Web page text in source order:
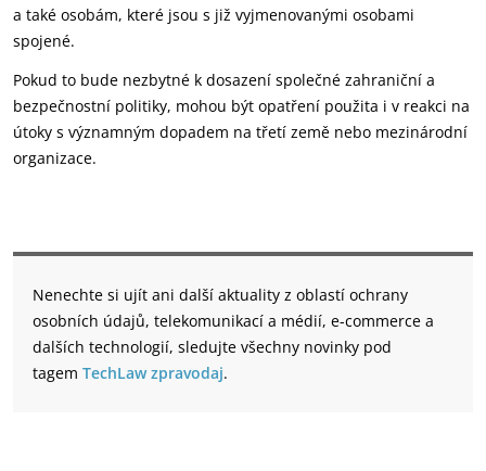
a také osobám, které jsou s již vyjmenovanými osobami
spojené.
Pokud to bude nezbytné k dosazení společné zahraniční a
bezpečnostní politiky, mohou být opatření použita i v reakci na
útoky s významným dopadem na třetí země nebo mezinárodní
organizace.
Nenechte si ujít ani další aktuality z oblastí ochrany
osobních údajů, telekomunikací a médií, e-commerce a
dalších technologií, sledujte všechny novinky pod
tagem TechLaw zpravodaj.